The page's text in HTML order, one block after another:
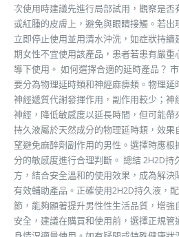
次使用時建議先進行局部試用，觀察是否
或紅腫的皮膚上，避免與眼睛接觸。若
立即停止使用並用清水沖洗，如症狀持
期女性不宜使用該產品，患者若患有嚴
導下使用。 如何選擇合適的延時產品？
要分為物理延時類和神經麻痹類。物理
神經遞質代謝發揮作用，副作用較少；
神經，降低敏感度以延長時間，但可能帶
持久液屬於天然成分的物理延時類，效
望避免麻醉劑副作用的男性。選擇時應
分的敏感度進行合理判斷。 總結 2H2D
方，結合安全溫和的使用效果，成為解
有效輔助產品。正確使用2H2D持久液，
節，能夠顯著提升男性性生活品質，增
安全，建議在購買和使用前，選擇正規